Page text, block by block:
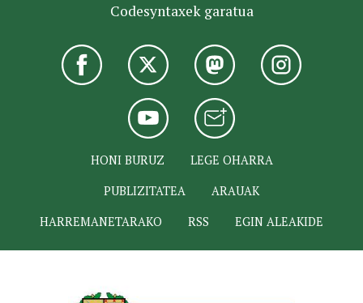
Codesyntaxek garatua
HONI BURUZ
LEGE OHARRA
PUBLIZITATEA
ARAUAK
HARREMANETARAKO
RSS EGIN ALEAKIDE